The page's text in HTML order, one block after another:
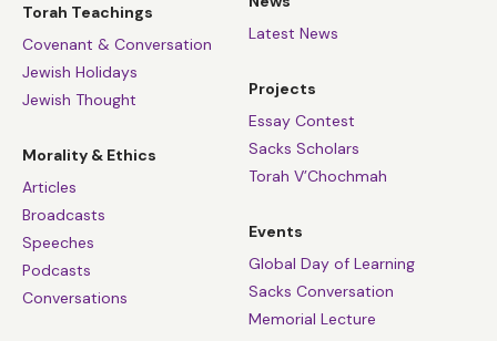
Torah Teachings
Covenant & Conversation
Jewish Holidays
Jewish Thought
Morality & Ethics
Articles
Broadcasts
Speeches
Podcasts
Conversations
Latest News
Projects
Essay Contest
Sacks Scholars
Torah V’Chochmah
Events
Global Day of Learning
Sacks Conversation
Memorial Lecture